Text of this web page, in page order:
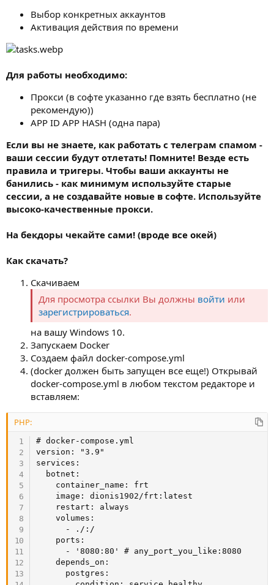
Выбор конкретных аккаунтов
Активация действия по времени
Для работы необходимо:
Прокси (в софте указанно где взять бесплатно (не
рекомендую))
APP ID APP HASH (одна пара)
Если вы не знаете, как работать с телеграм спамом -
ваши сессии будут отлетать! Помните! Везде есть
правила и тригеры. Чтобы ваши аккаунты не
банились - как минимум используйте старые
сессии, а не создавайте новые в софте. Используйте
высоко-качественные прокси.
На бекдоры чекайте сами! (вроде все окей)
Как скачать?
Скачиваем
Для просмотра ссылки Вы должны войти или
зарегистрироваться.
на вашу Windows 10.
Запускаем Docker
Создаем файл docker-compose.yml
(docker должен быть запущен все еще!) Открывай
docker-compose.yml в любом текстом редакторе и
вставляем:
PHP:
# docker-compose.yml
version :
"3.9"
services :
  botnet
:
    container_name
:
frt
    image
: dionis1902/frt : latest
    restart
:
always
    volumes
:
-
. / : /
    ports
:
-
'8080:80'
# any_port_you_like:8080
    depends_on
:
      postgres
: